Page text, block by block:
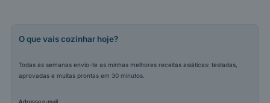
O que vais cozinhar hoje?
Todas as semanas envio-te as minhas melhores receitas asiáticas: testadas,
aprovadas e muitas prontas em 30 minutos.
Adresse e-mail